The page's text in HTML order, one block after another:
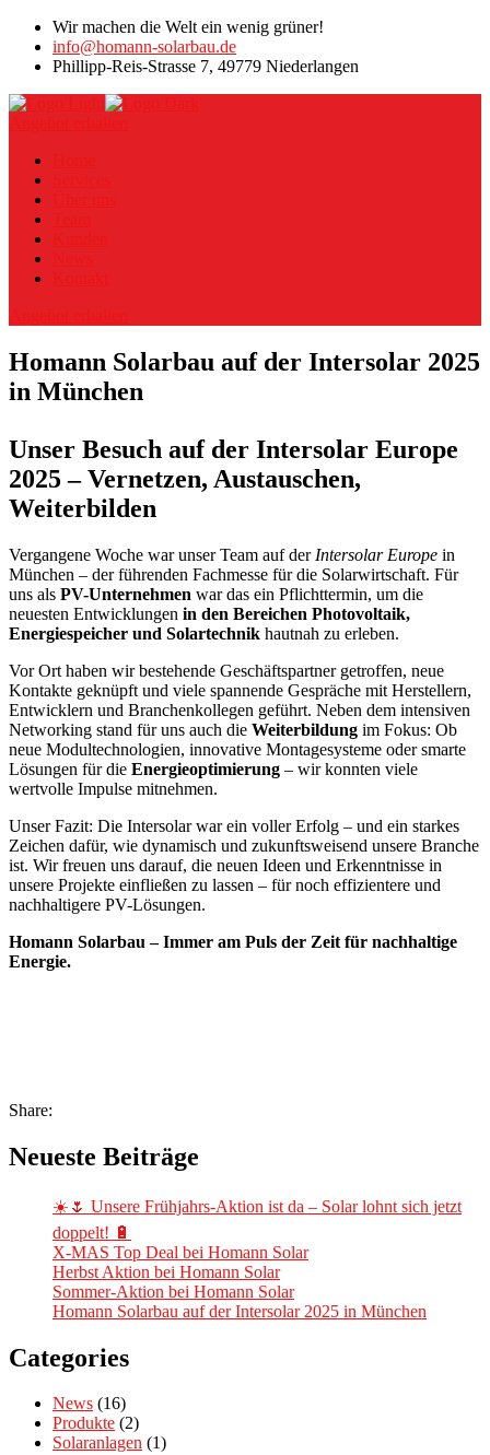
Wir machen die Welt ein wenig grüner!
info@homann-solarbau.de
Phillipp-Reis-Strasse 7, 49779 Niederlangen
Homann Solarbau auf der Intersolar 2025
in München
Unser Besuch auf der Intersolar Europe
2025 – Vernetzen, Austauschen,
Weiterbilden
Vergangene Woche war unser Team auf der Intersolar Europe in
München – der führenden Fachmesse für die Solarwirtschaft. Für
uns als PV-Unternehmen war das ein Pflichttermin, um die
neuesten Entwicklungen in den Bereichen Photovoltaik,
Energiespeicher und Solartechnik hautnah zu erleben.
Vor Ort haben wir bestehende Geschäftspartner getroffen, neue
Kontakte geknüpft und viele spannende Gespräche mit Herstellern,
Entwicklern und Branchenkollegen geführt. Neben dem intensiven
Networking stand für uns auch die Weiterbildung im Fokus: Ob
neue Modultechnologien, innovative Montagesysteme oder smarte
Lösungen für die Energieoptimierung – wir konnten viele
wertvolle Impulse mitnehmen.
Unser Fazit: Die Intersolar war ein voller Erfolg – und ein starkes
Zeichen dafür, wie dynamisch und zukunftsweisend unsere Branche
ist. Wir freuen uns darauf, die neuen Ideen und Erkenntnisse in
unsere Projekte einfließen zu lassen – für noch effizientere und
nachhaltigere PV-Lösungen.
Homann Solarbau – Immer am Puls der Zeit für nachhaltige
Energie.
Share:
Neueste Beiträge
☀️🌷 Unsere Frühjahrs-Aktion ist da – Solar lohnt sich jetzt
doppelt! 🔋
X-MAS Top Deal bei Homann Solar
Herbst Aktion bei Homann Solar
Sommer-Aktion bei Homann Solar
Homann Solarbau auf der Intersolar 2025 in München
Categories
News (16)
Produkte (2)
Solaranlagen (1)